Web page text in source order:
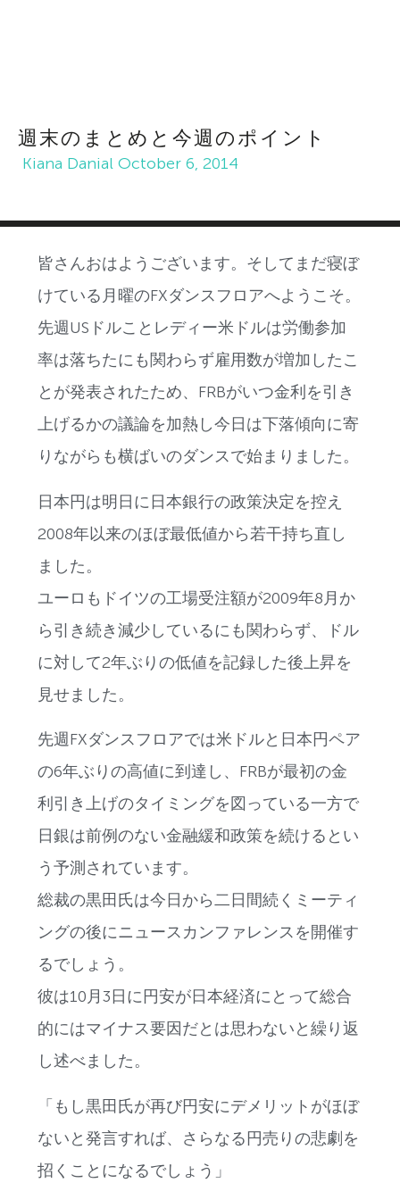
週末のまとめと今週のポイント
Kiana Danial October 6, 2014
皆さんおはようございます。そしてまだ寝ぼ
けている月曜のFXダンスフロアへようこそ。
先週USドルことレディー米ドルは労働参加
率は落ちたにも関わらず雇用数が増加したこ
とが発表されたため、FRBがいつ金利を引き
上げるかの議論を加熱し今日は下落傾向に寄
りながらも横ばいのダンスで始まりました。
日本円は明日に日本銀行の政策決定を控え
2008年以来のほぼ最低値から若干持ち直し
ました。
ユーロもドイツの工場受注額が2009年8月か
ら引き続き減少しているにも関わらず、ドル
に対して2年ぶりの低値を記録した後上昇を
見せました。
先週FXダンスフロアでは米ドルと日本円ペア
の6年ぶりの高値に到達し、FRBが最初の金
利引き上げのタイミングを図っている一方で
日銀は前例のない金融緩和政策を続けるとい
う予測されています。
総裁の黒田氏は今日から二日間続くミーティ
ングの後にニュースカンファレンスを開催す
るでしょう。
彼は10月3日に円安が日本経済にとって総合
的にはマイナス要因だとは思わないと繰り返
し述べました。
「もし黒田氏が再び円安にデメリットがほぼ
ないと発言すれば、さらなる円売りの悲劇を
招くことになるでしょう」